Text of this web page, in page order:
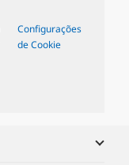
Configurações
de Cookie